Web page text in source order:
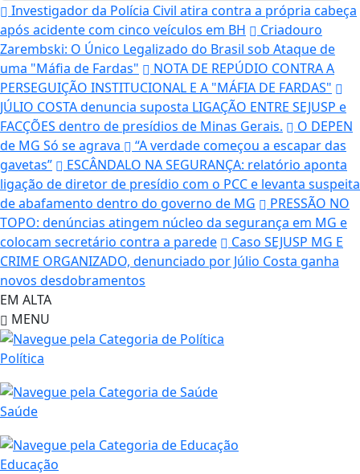
Investigador da Polícia Civil atira contra a própria cabeça
após acidente com cinco veículos em BH
Criadouro
Zarembski: O Único Legalizado do Brasil sob Ataque de
uma "Máfia de Fardas"
NOTA DE REPÚDIO CONTRA A
PERSEGUIÇÃO INSTITUCIONAL E A "MÁFIA DE FARDAS"
JÚLIO COSTA denuncia suposta LIGAÇÃO ENTRE SEJUSP e
FACÇÕES dentro de presídios de Minas Gerais.
O DEPEN
de MG Só se agrava
“A verdade começou a escapar das
gavetas”
ESCÂNDALO NA SEGURANÇA: relatório aponta
ligação de diretor de presídio com o PCC e levanta suspeita
de abafamento dentro do governo de MG
PRESSÃO NO
TOPO: denúncias atingem núcleo da segurança em MG e
colocam secretário contra a parede
Caso SEJUSP MG E
CRIME ORGANIZADO, denunciado por Júlio Costa ganha
novos desdobramentos
EM ALTA
MENU
Política
Saúde
Educação